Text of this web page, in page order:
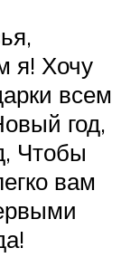
я! Хочу
всем
год,
Чтобы
вам